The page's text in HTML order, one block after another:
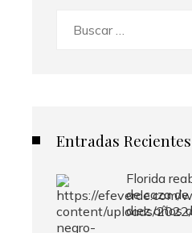
Entradas Recientes
Florida
de caza
diez años